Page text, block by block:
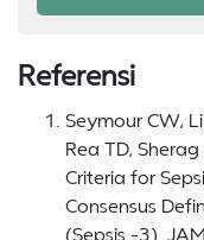
Referensi
Seymour CW,
Rea TD,
Criteria for
Consensus
(Sepsis -3).